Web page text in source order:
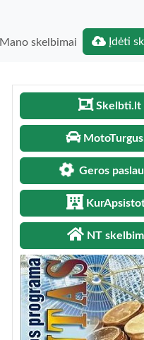
Mano skelbimai Įdėti
Skelbti.lt
Geros
NT